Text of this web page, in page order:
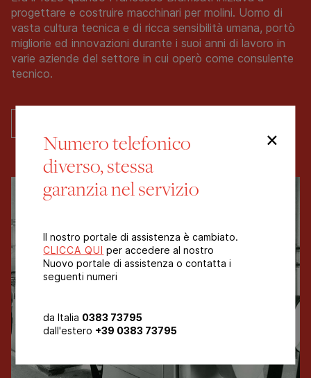
×
Numero telefonico
diverso, stessa
garanzia nel servizio
Il nostro portale di assistenza è cambiato.
CLICCA QUI per accedere al nostro
Nuovo portale di assistenza o contatta i
seguenti numeri
da Italia 0383 73795
dall'estero +39 0383 73795
progettare e costruire macchinari per molini. Uomo di
vasta cultura tecnica e di ricca sensibilità umana, portò
migliorie ed innovazioni durante i suoi anni di lavoro in
varie aziende del settore in cui operò come consulente
tecnico.